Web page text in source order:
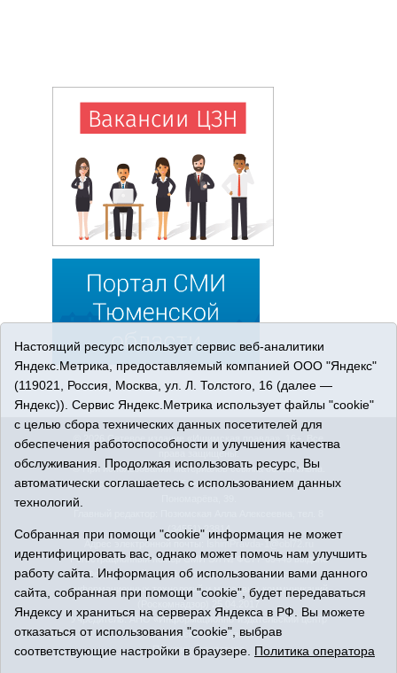
© 2026 Сетевое издание «Ишимская правда». 16+. Все
права защищены.
© При использовании материалов ссылка обязательна.
Адрес редакции: 627750 Тюменская область, г. Ишим, ул.
(34551) 23814
Адрес электронной почты:
IshimPravda-1@obl72.ru
Регистрационный номер СМИ Эл № ФС77-69445 выдано
Федеральной службой по надзору в сфере связи,
информационных технологий и массовых коммуникаций
Учредитель: АНО «Информационно-издательский центр
«Ишимская правда».
Политика оператора
Настоящий ресурс использует сервис веб-аналитики
Яндекс.Метрика, предоставляемый компанией ООО "Яндекс"
(119021, Россия, Москва, ул. Л. Толстого, 16 (далее —
Яндекс)). Сервис Яндекс.Метрика использует файлы "cookie"
с целью сбора технических данных посетителей для
обеспечения работоспособности и улучшения качества
обслуживания. Продолжая использовать ресурс, Вы
автоматически соглашаетесь с использованием данных
технологий.
Собранная при помощи "cookie" информация не может
идентифицировать вас, однако может помочь нам улучшить
работу сайта. Информация об использовании вами данного
сайта, собранная при помощи "cookie", будет передаваться
Яндексу и храниться на серверах Яндекса в РФ. Вы можете
отказаться от использования "cookie", выбрав
соответствующие настройки в браузере. Политика оператора